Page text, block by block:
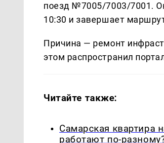
поезд №7005/7003/7001.
10:30 и завершает
Причина — ремонт
этом распространил
Читайте также:
Самарская квартира
работают по-